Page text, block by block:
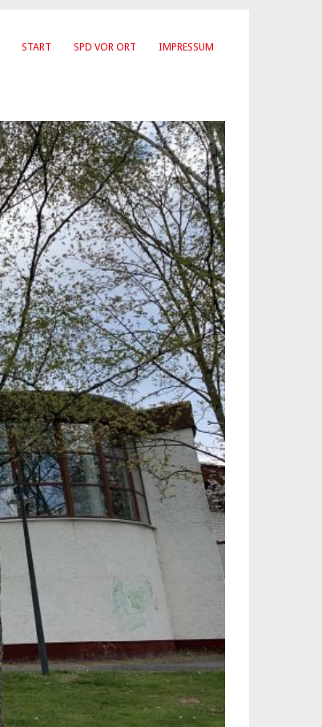
START SPD VOR ORT IMPRESSUM